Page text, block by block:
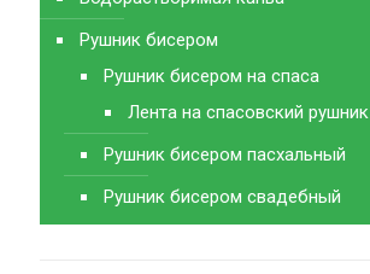
Рушник бисером
Рушник бисером на спаса
Лента на спасовский рушник
Рушник бисером пасхальный
Рушник бисером свадебный